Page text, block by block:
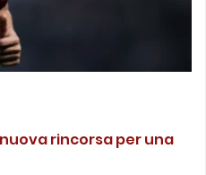
rincorsa per una